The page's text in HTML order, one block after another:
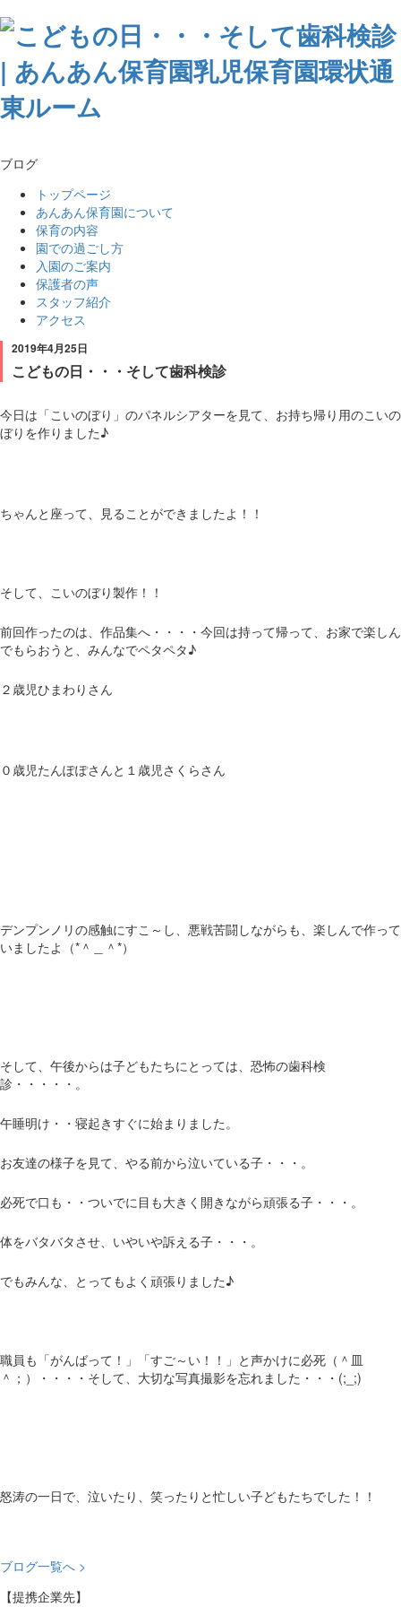
ブログ
トップページ
あんあん保育園について
保育の内容
園での過ごし方
入園のご案内
保護者の声
スタッフ紹介
アクセス
2019年4月25日
こどもの日・・・そして歯科検診
今日は「こいのぼり」のパネルシアターを見て、お持ち帰り用のこいの
ぼりを作りました♪
ちゃんと座って、見ることができましたよ！！
そして、こいのぼり製作！！
前回作ったのは、作品集へ・・・・今回は持って帰って、お家で楽しん
でもらおうと、みんなでペタペタ♪
２歳児ひまわりさん
０歳児たんぽぽさんと１歳児さくらさん
デンプンノリの感触にすこ～し、悪戦苦闘しながらも、楽しんで作って
いましたよ（*＾＿＾*）
そして、午後からは子どもたちにとっては、恐怖の歯科検
診・・・・・。
午睡明け・・寝起きすぐに始まりました。
お友達の様子を見て、やる前から泣いている子・・・。
必死で口も・・ついでに目も大きく開きながら頑張る子・・・。
体をバタバタさせ、いやいや訴える子・・・。
でもみんな、とってもよく頑張りました♪
職員も「がんばって！」「すご～い！！」と声かけに必死（＾皿
＾；）・・・・そして、大切な写真撮影を忘れました・・・(;_;)
怒涛の一日で、泣いたり、笑ったりと忙しい子どもたちでした！！
ブログ一覧へ >
【提携企業先】